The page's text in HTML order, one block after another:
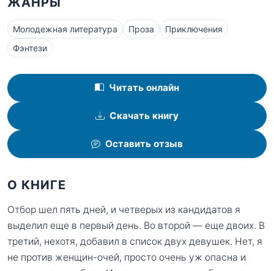
Молодежная литература Проза
Приключения
Фэнтези
Читать онлайн
Скачать книгу
Оставить отзыв
О КНИГЕ
Отбор шел пять дней, и четверых из кандидатов я
выделил еще в первый день. Во второй — еще двоих. В
третий, нехотя, добавил в список двух девушек. Нет, я
не против женщин-очей, просто очень уж опасна и